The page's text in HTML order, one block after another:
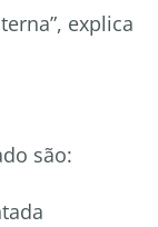
explica
são: